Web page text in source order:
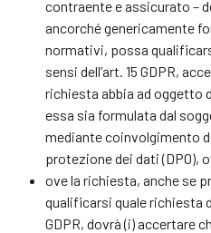
contraente e assicurato –
ancorché genericamente
normativi, possa
sensi dell’art. 15 GDPR,
richiesta abbia ad oggetto
essa sia formulata dal
mediante coinvolgimento
protezione dei dati (DPO),
ove la richiesta, anche se
qualificarsi quale richiesta
GDPR, dovrà (i) accertare